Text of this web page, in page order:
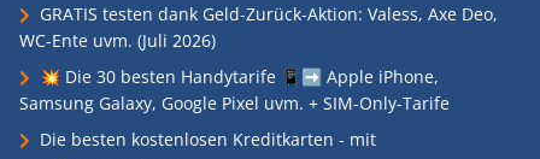
GRATIS testen dank Geld-Zurück-Aktion: Valess, Axe Deo,
WC-Ente uvm. (Juli 2026)
💥 Die 30 besten Handytarife 📱➡️ Apple iPhone,
Samsung Galaxy, Google Pixel uvm. + SIM-Only-Tarife
Die besten kostenlosen Kreditkarten - mit